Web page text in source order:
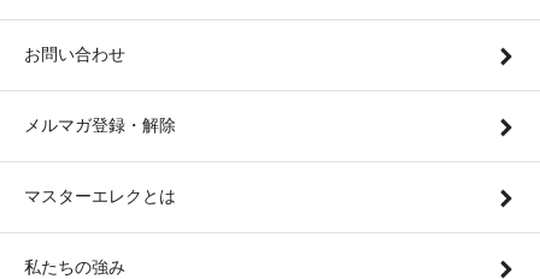
お問い合わせ
メルマガ登録・解除
マスターエレクとは
私たちの強み